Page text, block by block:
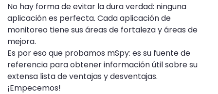
No hay forma de evitar la dura verdad: ninguna
aplicación es perfecta. Cada aplicación de
monitoreo tiene sus áreas de fortaleza y áreas de
mejora.
Es por eso que probamos mSpy: es su fuente de
referencia para obtener información útil sobre su
extensa lista de ventajas y desventajas.
¡Empecemos!